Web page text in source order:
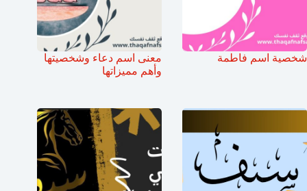
شخصية اسم فاطمة
معنى اسم دعاء وشخصيتها
وأهم مميزاتها